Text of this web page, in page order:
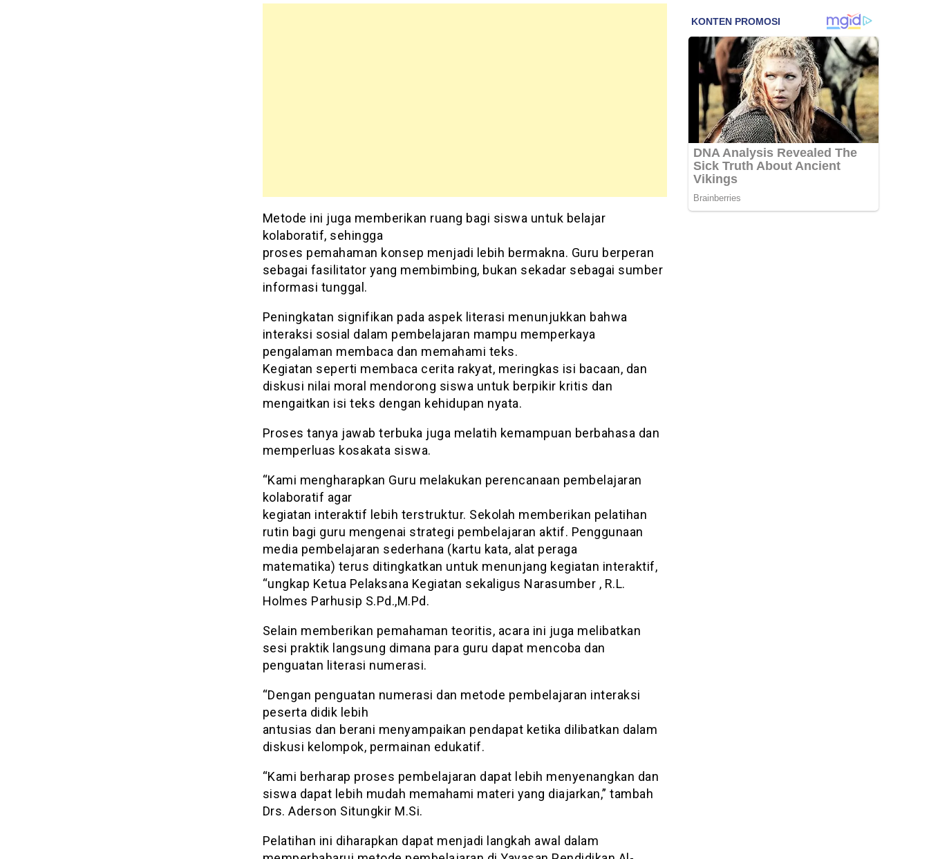
Metode ini juga memberikan ruang bagi siswa untuk belajar
kolaboratif, sehingga
proses pemahaman konsep menjadi lebih bermakna. Guru berperan
sebagai fasilitator yang membimbing, bukan sekadar sebagai sumber
informasi tunggal.
Peningkatan signifikan pada aspek literasi menunjukkan bahwa
interaksi sosial dalam pembelajaran mampu memperkaya
pengalaman membaca dan memahami teks.
Kegiatan seperti membaca cerita rakyat, meringkas isi bacaan, dan
diskusi nilai moral mendorong siswa untuk berpikir kritis dan
mengaitkan isi teks dengan kehidupan nyata.
Proses tanya jawab terbuka juga melatih kemampuan berbahasa dan
memperluas kosakata siswa.
“Kami mengharapkan Guru melakukan perencanaan pembelajaran
kolaboratif agar
kegiatan interaktif lebih terstruktur. Sekolah memberikan pelatihan
rutin bagi guru mengenai strategi pembelajaran aktif. Penggunaan
media pembelajaran sederhana (kartu kata, alat peraga
matematika) terus ditingkatkan untuk menunjang kegiatan interaktif,
“ungkap Ketua Pelaksana Kegiatan sekaligus Narasumber , R.L.
Holmes Parhusip S.Pd.,M.Pd.
Selain memberikan pemahaman teoritis, acara ini juga melibatkan
sesi praktik langsung dimana para guru dapat mencoba dan
penguatan literasi numerasi.
“Dengan penguatan numerasi dan metode pembelajaran interaksi
peserta didik lebih
antusias dan berani menyampaikan pendapat ketika dilibatkan dalam
diskusi kelompok, permainan edukatif.
“Kami berharap proses pembelajaran dapat lebih menyenangkan dan
siswa dapat lebih mudah memahami materi yang diajarkan,” tambah
Drs. Aderson Situngkir M.Si.
Pelatihan ini diharapkan dapat menjadi langkah awal dalam